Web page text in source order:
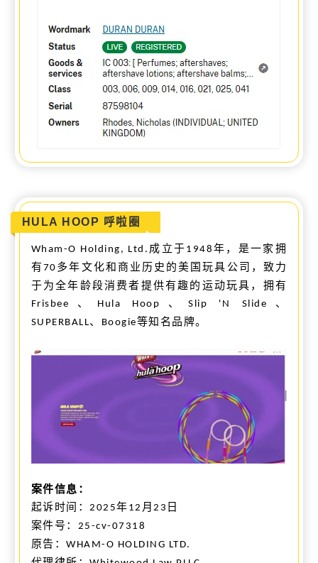
HULA HOOP 呼啦圈
Wham-O Holding, Ltd. 成立于 1948 年，是一家拥
有 70 多年文化和商业历史的美国玩具公司，致力
于为全年龄段消费者提供有趣的运动玩具，拥有
Frisbee 、 Hula Hoop 、Slip 'N Slide 、
SUPERBALL、 Boogie等知名品牌。
案件信息：
起诉时间：2025年 12 月23 日
案件号： 25-cv- 07318
原告：WHAM-O HOLDING LTD.